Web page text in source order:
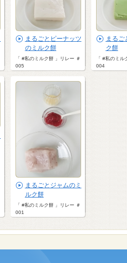
まるごとピーナッツ
のミルク餅
「 #私のミルク餅 」リレー ＃
005
まるご
ク餅
「 #私のミ
004
まるごとジャムのミ
ルク餅
「 #私のミルク餅 」リレー ＃
001